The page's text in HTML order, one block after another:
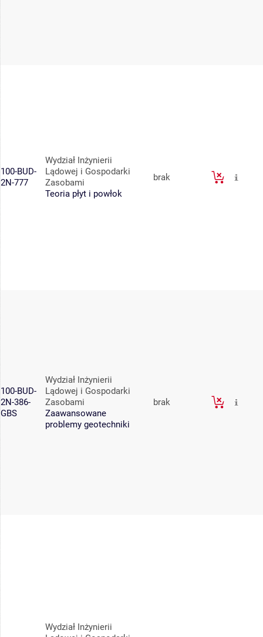
100-BUD-
2N-777
Wydział Inżynierii
Lądowej i Gospodarki
Zasobami
Teoria płyt i powłok
brak
100-BUD-
2N-386-
GBS
Wydział Inżynierii
Lądowej i Gospodarki
Zasobami
Zaawansowane
problemy geotechniki
brak
Wydział Inżynierii